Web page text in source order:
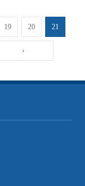
19 20 21
›